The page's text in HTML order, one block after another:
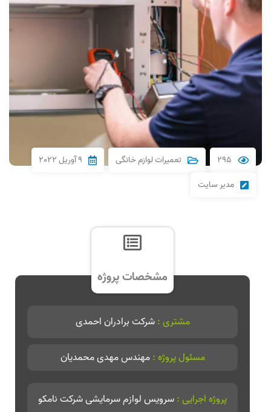
295 تعميرات لوازم خانگی
9 آوریل 2022
مدیر سایت
مشخصات پروژه
مشتری :شرکت برادران احمدی
مسئول پروژه :مهندس مهدی محمدیان
پروژه اجرایی :سرویس لوازم سرمایشی شرکت نامکو